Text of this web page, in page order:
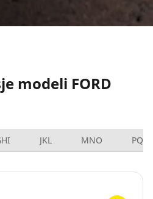
modeli FORD
JKL MNO PQRS